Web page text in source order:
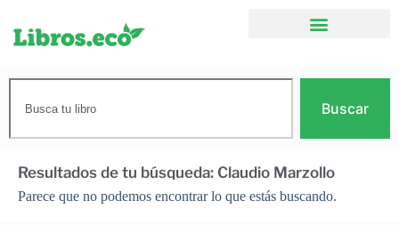
Buscar
Resultados de tu búsqueda: Claudio Marzollo
Parece que no podemos encontrar lo que estás buscando.